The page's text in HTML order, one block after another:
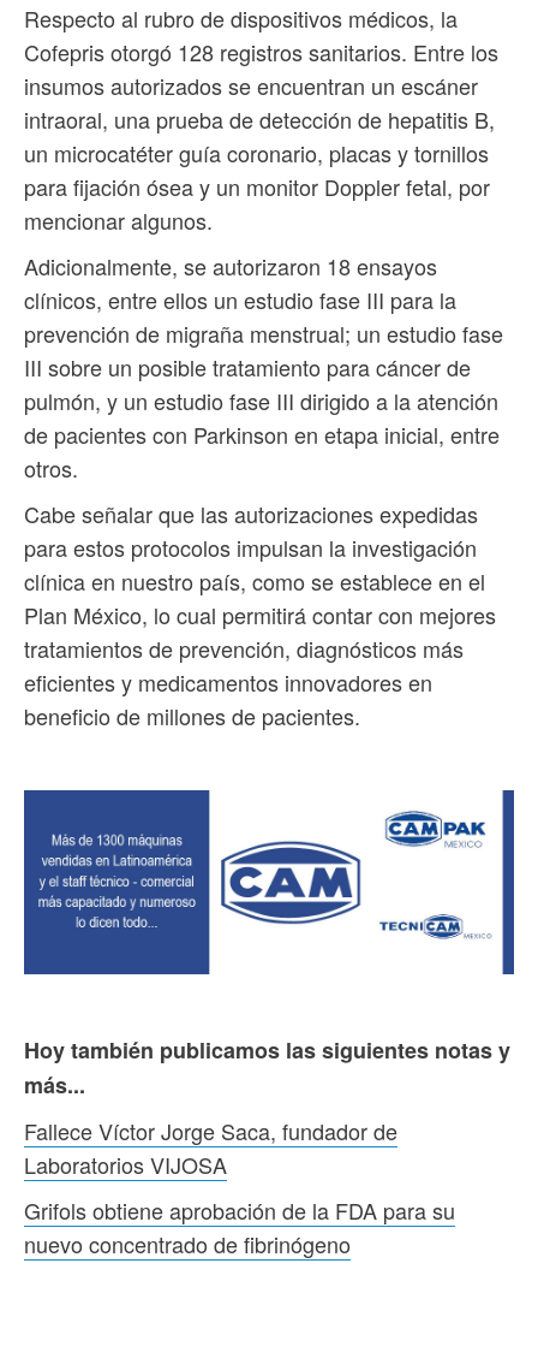
Respecto al rubro de dispositivos médicos, la
Cofepris otorgó 128 registros sanitarios. Entre los
insumos autorizados se encuentran un escáner
intraoral, una prueba de detección de hepatitis B,
un microcatéter guía coronario, placas y tornillos
para fijación ósea y un monitor Doppler fetal, por
mencionar algunos.
Adicionalmente, se autorizaron 18 ensayos
clínicos, entre ellos un estudio fase III para la
prevención de migraña menstrual; un estudio fase
III sobre un posible tratamiento para cáncer de
pulmón, y un estudio fase III dirigido a la atención
de pacientes con Parkinson en etapa inicial, entre
otros.
Cabe señalar que las autorizaciones expedidas
para estos protocolos impulsan la investigación
clínica en nuestro país, como se establece en el
Plan México, lo cual permitirá contar con mejores
tratamientos de prevención, diagnósticos más
eficientes y medicamentos innovadores en
beneficio de millones de pacientes.
Hoy también publicamos las siguientes notas y
más...
Fallece Víctor Jorge Saca, fundador de
Laboratorios VIJOSA
Grifols obtiene aprobación de la FDA para su
nuevo concentrado de fibrinógeno